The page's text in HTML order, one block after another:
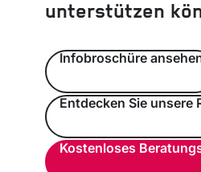
unterstützen
Infobroschüre
Entdecken Sie unsere
Kostenloses